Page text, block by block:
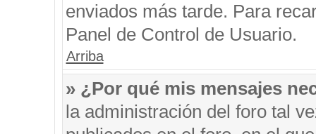
enviados más tarde. Para
Panel de Control de Usuario.
Arriba
» ¿Por qué mis mensajes
la administración del foro tal